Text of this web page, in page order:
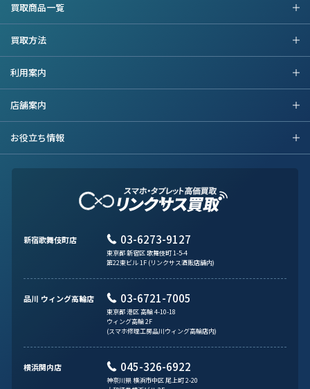
買取商品一覧
買取方法
利用案内
店舗案内
お役立ち情報
新宿歌舞伎町店 03-6273-9127
東京都 新宿区 歌舞伎町 1-5-4
第22東ビル 1F (リンクサス酒販店舗内)
品川 ウィング高輪店 03-6721-7005
東京都 港区 高輪 4-10-18
ウィング高輪 2F
(スマホ修理工房品川ウィング高輪店内)
横浜関内店 045-326-6922
神奈川県 横浜市中区 尾上町 2-20